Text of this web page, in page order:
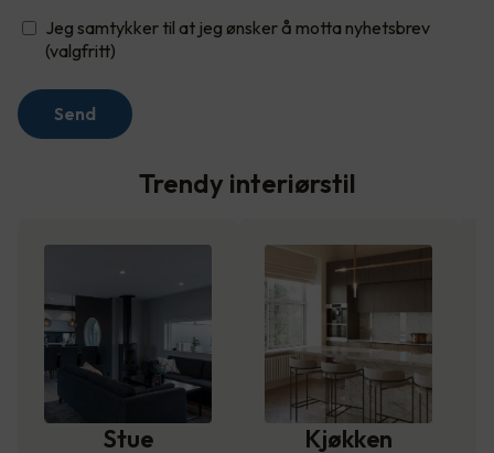
Jeg samtykker til at jeg ønsker å motta nyhetsbrev
(valgfritt)
Send
Trendy interiørstil
Stue Kjøkken